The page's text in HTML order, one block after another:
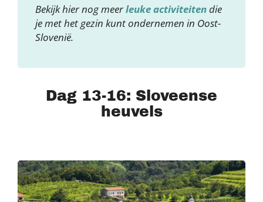
Bekijk hier nog meerleuke activiteitendie
je met het gezin kunt ondernemen in Oost-
Slovenië.
Dag 13-16: Sloveense
heuvels